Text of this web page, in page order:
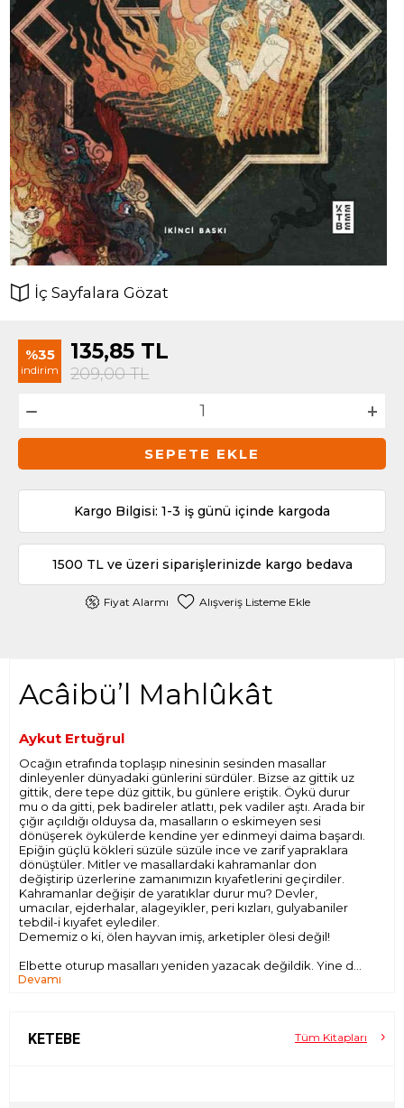
İç Sayfalara Gözat
%35
indirim
135,85 TL
209,00TL
SEPETE EKLE
Kargo Bilgisi: 1-3 iş günü içinde kargoda
1500 TL ve üzeri siparişlerinizde kargo bedava
Fiyat Alarmı Alışveriş Listeme Ekle
Acâibü’l Mahlûkât
Aykut Ertuğrul
Ocağın etrafında toplaşıp ninesinin sesinden masallar
dinleyenler dünyadaki günlerini sürdüler. Bizse az gittik uz
gittik, dere tepe düz gittik, bu günlere eriştik. Öykü durur
mu o da gitti, pek badireler atlattı, pek vadiler aştı. Arada bir
çığır açıldığı olduysa da, masalların o eskimeyen sesi
dönüşerek öykülerde kendine yer edinmeyi daima başardı.
Epiğin güçlü kökleri süzüle süzüle ince ve zarif yapraklara
dönüştüler. Mitler ve masallardaki kahramanlar don
değiştirip üzerlerine zamanımızın kıyafetlerini geçirdiler.
Kahramanlar değişir de yaratıklar durur mu? Devler,
umacılar, ejderhalar, alageyikler, peri kızları, gulyabaniler
tebdil-i kıyafet eylediler.
Dememiz o ki, ölen hayvan imiş, arketipler ölesi değil!
Elbette oturup masalları yeniden yazacak değildik. Yine de,
masal yaratıklarını kullanarak bugün nasıl öyküler yazılır
içinde yeniden az gittik uz gittik, dere tepe düz gittik… İşte
Devamı
KETEBE Tüm Kitapları